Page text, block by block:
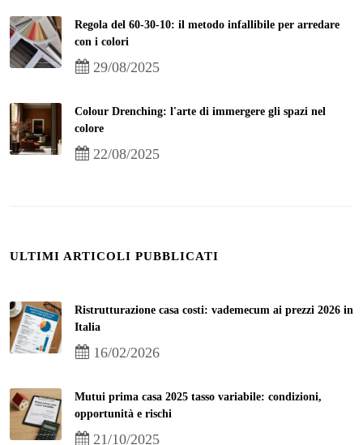
Regola del 60-30-10: il metodo infallibile per arredare
con i colori
29/08/2025
Colour Drenching: l'arte di immergere gli spazi nel
colore
22/08/2025
ULTIMI ARTICOLI PUBBLICATI
Ristrutturazione casa costi: vademecum ai prezzi 2026 in
Italia
16/02/2026
Mutui prima casa 2025 tasso variabile: condizioni,
opportunità e rischi
21/10/2025